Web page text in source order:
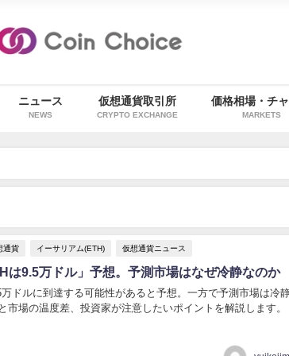
ニュース
NEWS
仮想通貨取引所
CRYPTO EXCHANGE
価格相場・チ
MARKETS
通貨 イーサリアム(ETH) 仮想通貨ニュース
は9.5万ドル」予想。予測市場はなぜ冷静なのか
ドルに到達する可能性があると予想。一方で予測市場は冷
市場の温度差、投資家が注意したいポイントを解説します。